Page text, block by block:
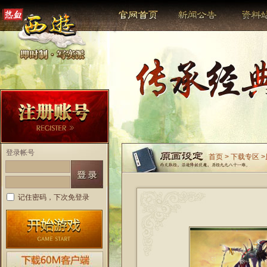
登录帐号
记住密码，下次免登录
首页 > 下载专区 >